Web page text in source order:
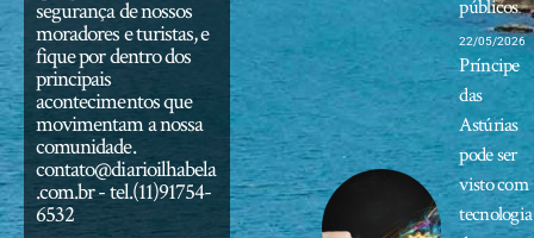
segurança de nossos
moradores e turistas, e
fique por dentro dos
principais
acontecimentos que
movimentam a nossa
comunidade.
contato@diarioilhabela
.com.br- tel.(11)91754-
6532
públicos
22/05/2026
Príncipe
das
Astúrias
pode ser
visto com
tecnologia